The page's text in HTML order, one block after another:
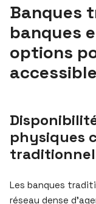
Banques
banques
options
physiques
Les banques
réseau dense